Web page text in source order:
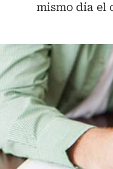
mismo día el